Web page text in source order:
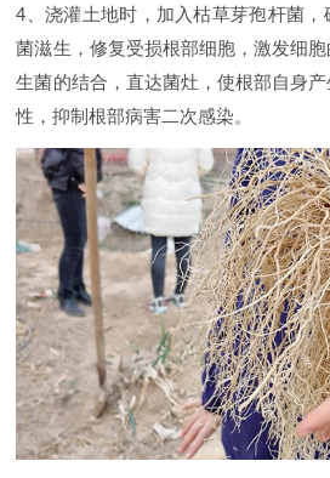
4、浇灌土地时，加入枯草芽孢杆菌
菌滋生，修复受损根部细胞，激发细
生菌的结合，直达菌灶，使根部自身
性，抑制根部病害二次感染。